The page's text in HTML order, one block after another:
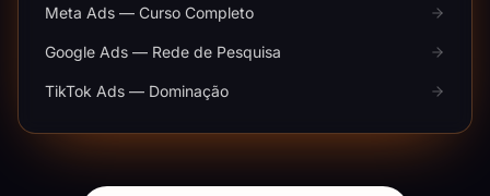
Meta Ads — Curso Completo
Google Ads — Rede de Pesquisa
TikTok Ads — Dominação